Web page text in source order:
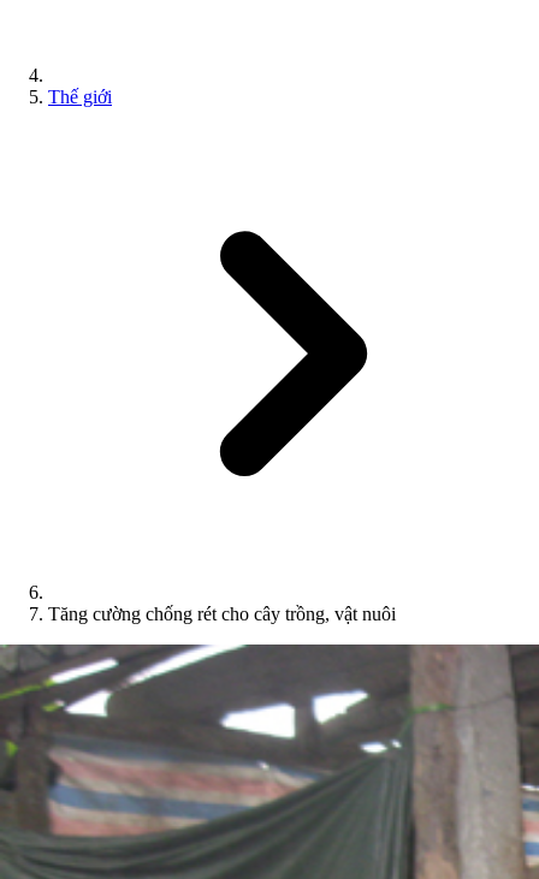
Thế giới
Tăng cường chống rét cho cây trồng, vật nuôi